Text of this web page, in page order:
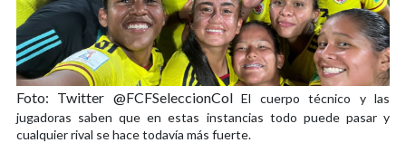
Foto: Twitter @FCFSeleccionColEl cuerpo técnico y las
jugadoras saben que en estas instancias todo puede pasar y
cualquier rival se hace todavía más fuerte.